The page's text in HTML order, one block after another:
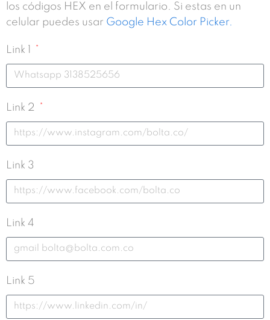
los códigos HEX en el formulario. Si estas en un
celular puedes usar Google Hex Color Picker.
Link 1
Link 2
Link 3
Link 4
Link 5